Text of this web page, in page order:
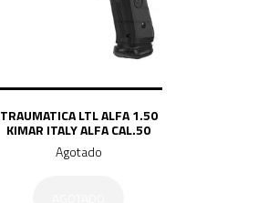
TRAUMATICA LTL ALFA 1.50
KIMAR ITALY ALFA CAL.50
Agotado